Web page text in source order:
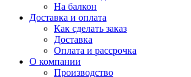
На балкон
Доставка и оплата
Как сделать заказ
Доставка
Оплата и рассрочка
О компании
Производство